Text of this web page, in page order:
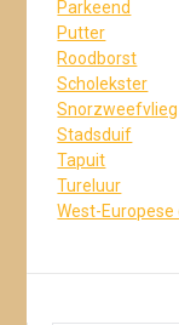
Parkeend
Putter
Roodborst
Scholekster
Snorzweefvlieg
Stadsduif
Tapuit
Tureluur
West-Europese